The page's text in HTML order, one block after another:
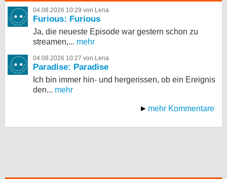
04.08.2026 10:29 von Lena
Furious: Furious
Ja, die neueste Episode war gestern schon zu
streamen,... mehr
04.08.2026 10:27 von Lena
Paradise: Paradise
Ich bin immer hin- und hergerissen, ob ein Ereignis
den... mehr
mehr Kommentare